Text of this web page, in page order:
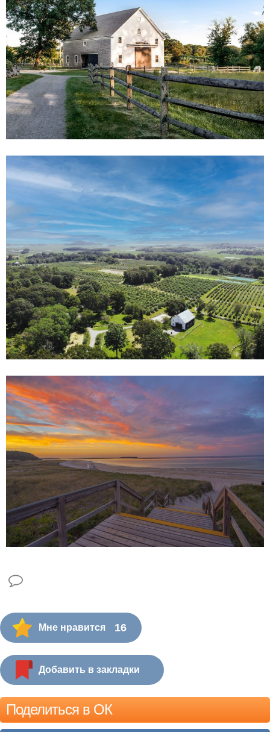
Мне нравится 16
Добавить в закладки
Поделиться в ОК